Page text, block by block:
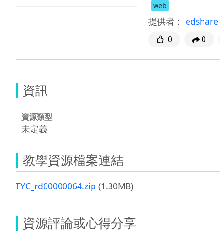
web
提供者： edshare
0 0
資訊
資源類型
未定義
教學資源檔案連結
TYC_rd00000064.zip (1.30MB)
資源評論或心得分享